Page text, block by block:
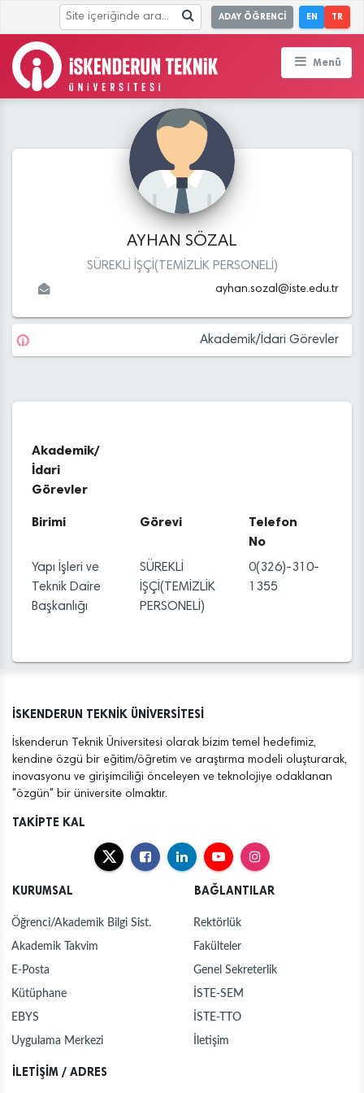
ADAY ÖĞRENCİ EN TR
Menü
AYHAN SÖZAL
SÜREKLİ İŞÇİ(TEMİZLİK PERSONELİ)
ayhan.sozal@iste.edu.tr
Akademik/İdari Görevler
Akademik/
İdari
Görevler
Birimi Görevi
Telefon
No
Yapı İşleri ve
Teknik Daire
Başkanlığı
SÜREKLİ
İŞÇİ(TEMİZLİK
PERSONELİ)
0(326)-310-
1355
İSKENDERUN TEKNİK ÜNİVERSİTESİ
İskenderun Teknik Üniversitesi olarak bizim temel hedefimiz,
kendine özgü bir eğitim/öğretim ve araştırma modeli oluşturarak,
inovasyonu ve girişimciliği önceleyen ve teknolojiye odaklanan
"özgün" bir üniversite olmaktır.
TAKİPTE KAL
KURUMSAL
Öğrenci/Akademik Bilgi Sist.
Akademik Takvim
E-Posta
Kütüphane
EBYS
Uygulama Merkezi
BAĞLANTILAR
Rektörlük
Fakülteler
Genel Sekreterlik
İSTE-SEM
İSTE-TTO
İletişim
İLETİŞİM / ADRES